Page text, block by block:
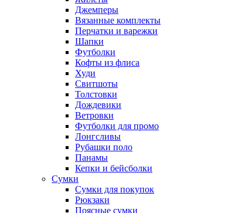
Джемперы
Вязанные комплекты
Перчатки и варежки
Шапки
Футболки
Кофты из флиса
Худи
Свитшоты
Толстовки
Дождевики
Ветровки
Футболки для промо
Лонгсливы
Рубашки поло
Панамы
Кепки и бейсболки
Сумки
Сумки для покупок
Рюкзаки
Поясные сумки